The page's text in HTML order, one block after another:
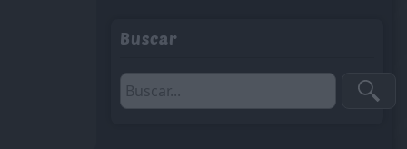
Buscar